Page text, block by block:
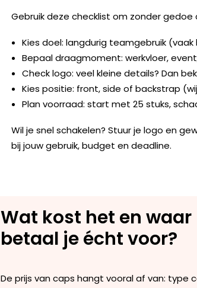
Gebruik deze checklist om zonder
Kies doel: langdurig teamgebruik
Bepaal draagmoment: werkvloer,
Check logo: veel kleine details? Dan
Kies positie: front, side of backstrap
Plan voorraad: start met 25 stuks,
Wil je snel schakelen? Stuur je logo en
bij jouw gebruik, budget en deadline.
Wat kost het en waar
betaal je écht voor?
De prijs van caps hangt vooral af van: type